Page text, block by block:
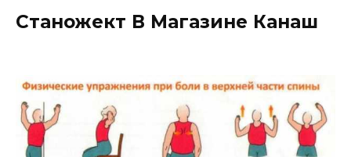
Станожект В Магазине Канаш